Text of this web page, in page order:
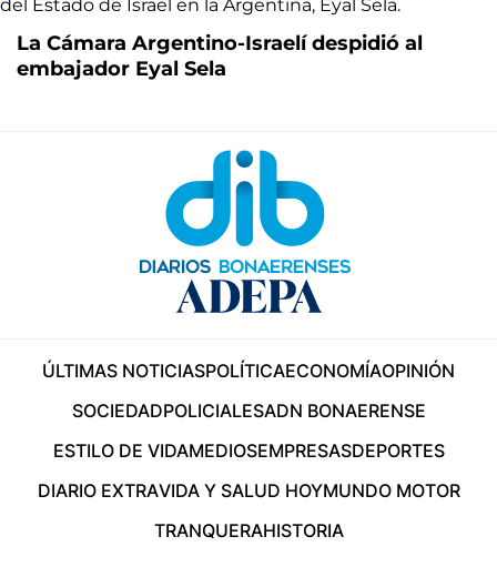
La Cámara Argentino-Israelí despidió al
embajador Eyal Sela
ÚLTIMAS NOTICIASPOLÍTICAECONOMÍAOPINIÓN
SOCIEDADPOLICIALESADN BONAERENSE
ESTILO DE VIDAMEDIOSEMPRESASDEPORTES
DIARIO EXTRAVIDA Y SALUD HOYMUNDO MOTOR
TRANQUERAHISTORIA